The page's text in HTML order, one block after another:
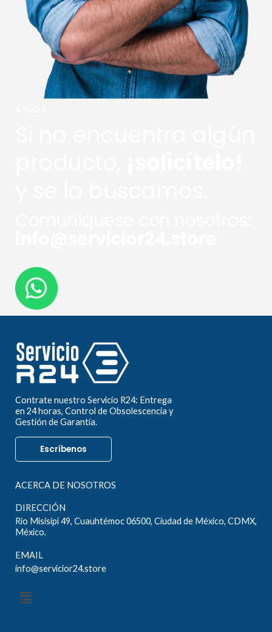
Contrate nuestro Servicio R24: Entrega
en 24 horas, Control de Obsolescencia y
Gestión de Garantía.
Escríbenos
ACERCA DE NOSOTROS
DIRECCIÓN
Rio Misisipi 49, Cuauhtémoc 06500, Ciudad de México, CDMX,
México.
EMAIL
info@servicior24.store
Menú